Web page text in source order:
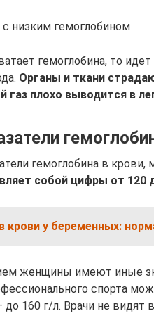
низким гемоглобином
гемоглобина, то
Органы и ткани
газ плохо выводится в
гемоглобина в
собой цифры от 120
крови у беременных:
женщины имеют иные
спорта
160 г/л. Врачи не видят